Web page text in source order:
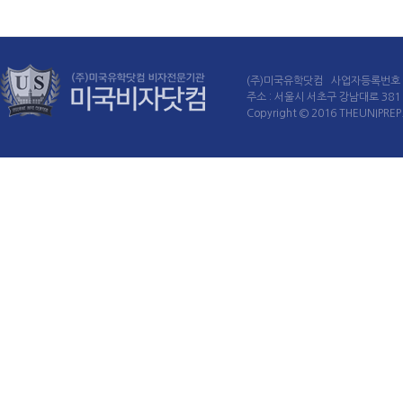
(주)미국유학닷컴 사업자등록번
주소 : 서울시 서초구 강남대로
Copyright © 2016